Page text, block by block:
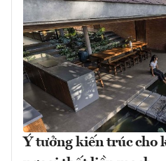
Ý tưởng kiến trúc cho